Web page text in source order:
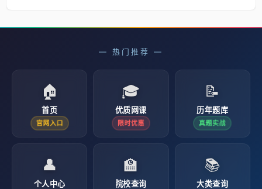
— 热门推荐 —
🏠
首页
官网入口
🎓
优质网课
限时优惠
📝
历年题库
真题实战
👤
个人中心
🏫
院校查询
📚
大类查询